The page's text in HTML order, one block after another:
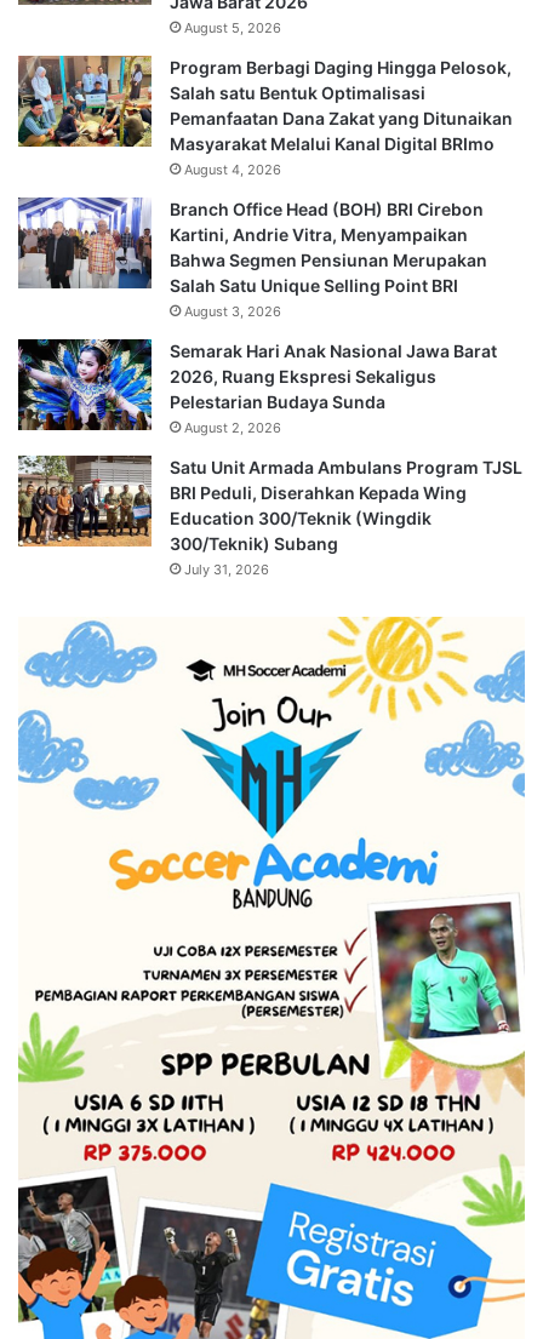
August 5, 2026
Program Berbagi Daging Hingga Pelosok,
Salah satu Bentuk Optimalisasi
Pemanfaatan Dana Zakat yang Ditunaikan
Masyarakat Melalui Kanal Digital BRImo
August 4, 2026
Branch Office Head (BOH) BRI Cirebon
Kartini, Andrie Vitra, Menyampaikan
Bahwa Segmen Pensiunan Merupakan
Salah Satu Unique Selling Point BRI
August 3, 2026
Semarak Hari Anak Nasional Jawa Barat
2026, Ruang Ekspresi Sekaligus
Pelestarian Budaya Sunda
August 2, 2026
Satu Unit Armada Ambulans Program TJSL
BRI Peduli, Diserahkan Kepada Wing
Education 300/Teknik (Wingdik
300/Teknik) Subang
July 31, 2026